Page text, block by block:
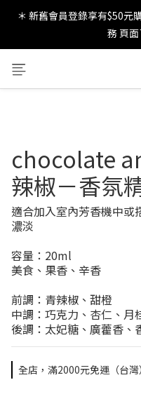
new in
＊ 新舊會員登錄享有$50元
務 頁面
new in
chocolate
辣椒－香氛
適合加入室內芳香機中或
濃淡
容量：20ml
美食、果香、辛香
前調：青辣椒、甜橙
中調：巧克力、杏仁、月
後調：太妃糖、廣藿香、
全店，滿2000元免運（台灣）